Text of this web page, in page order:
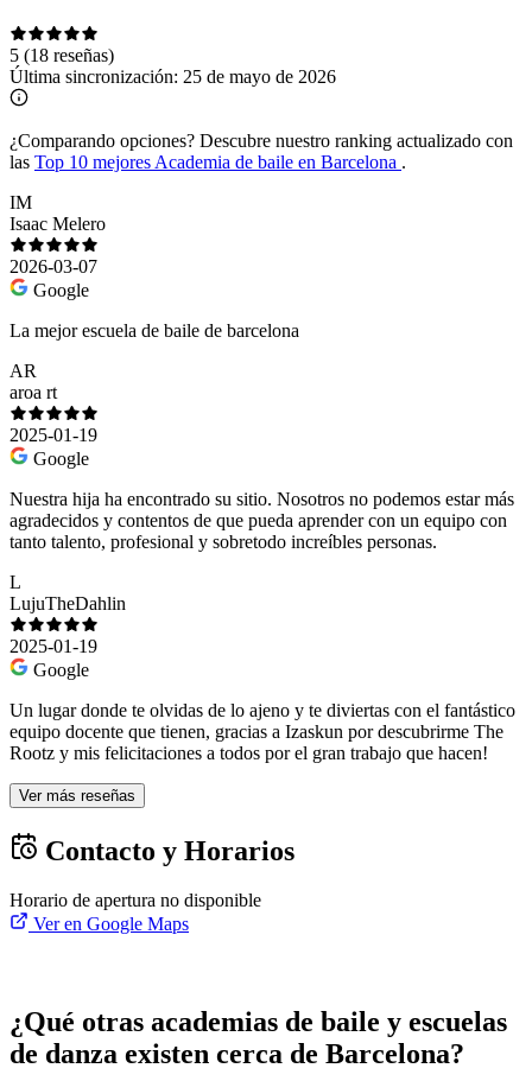
5 (18 reseñas)
Última sincronización: 25 de mayo de 2026
¿Comparando opciones? Descubre nuestro ranking actualizado con
las Top 10 mejores Academia de baile en Barcelona .
IM
Isaac Melero
2026-03-07
Google
La mejor escuela de baile de barcelona
AR
aroa rt
2025-01-19
Google
Nuestra hija ha encontrado su sitio. Nosotros no podemos estar más
agradecidos y contentos de que pueda aprender con un equipo con
tanto talento, profesional y sobretodo increíbles personas.
L
LujuTheDahlin
2025-01-19
Google
Un lugar donde te olvidas de lo ajeno y te diviertas con el fantástico
equipo docente que tienen, gracias a Izaskun por descubrirme The
Rootz y mis felicitaciones a todos por el gran trabajo que hacen!
Ver más reseñas
Contacto y Horarios
Horario de apertura no disponible
Ver en Google Maps
¿Qué otras academias de baile y escuelas
de danza existen cerca de Barcelona?